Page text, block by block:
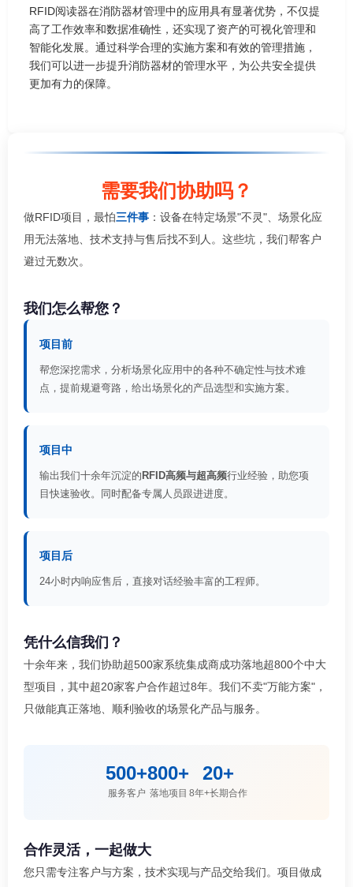
RFID阅读器在消防器材管理中的应用具有显著优势，不仅提
高了工作效率和数据准确性，还实现了资产的可视化管理和
智能化发展。通过科学合理的实施方案和有效的管理措施，
我们可以进一步提升消防器材的管理水平，为公共安全提供
更加有力的保障。
需要我们协助吗？
做RFID项目，最怕三件事 ：设备在特定场景"不灵"、场景化应
用无法落地、技术支持与售后找不到人。这些坑，我们帮客户
避过无数次。
我们怎么帮您？
项目前
帮您深挖需求，分析场景化应用中的各种不确定性与技术难
点，提前规避弯路，给出场景化的产品选型和实施方案。
项目中
输出我们十余年沉淀的 RFID高频与超高频行业经验，助您项
目快速验收。同时配备专属人员跟进进度。
项目后
24小时内响应售后，直接对话经验丰富的工程师。
凭什么信我们？
十余年来，我们协助超500家系统集成商成功落地超800个中大
型项目，其中超20家客户合作超过8年。我们不卖"万能方案"，
只做能真正落地、顺利验收的场景化产品与服务。
500+
服务客户
800+
落地项目
20+
8年+长期合作
合作灵活，一起做大
您只需专注客户与方案，技术实现与产品交给我们。项目做成